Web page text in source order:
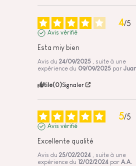
4/5
Avis vérifié
Esta miy bien
Avis du 24/09/2025
, suite à une
expérience du 09/09/2025 par
Utile(0)Signaler
5/5
Avis vérifié
Excellente qualité
Avis du 25/02/2024
, suite à une
expérience du 12/02/2024 par A.A.